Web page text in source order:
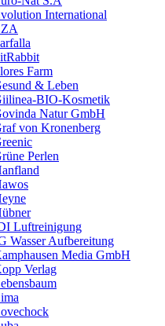
International
Farm
& Leben
BIO-Kosmetik
Natur GmbH
von Kronenberg
Perlen
Luftreinigung
Wasser Aufbereitung
Media GmbH
Verlag